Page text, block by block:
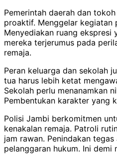
Pemerintah daerah dan
proaktif. Menggelar kegiatan
Menyediakan ruang ekspresi
mereka terjerumus pada
remaja.
Peran keluarga dan sekolah
tua harus lebih ketat
Sekolah perlu menanamkan
Pembentukan karakter yang
Polisi Jambi berkomitmen
kenakalan remaja. Patroli
jam rawan. Penindakan
pelanggaran hukum. Ini demi